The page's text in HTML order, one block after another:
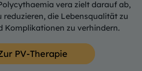
vera zielt darauf ab,
reduzieren, die Lebensqualität zu
Komplikationen zu verhindern.
PV-Therapie